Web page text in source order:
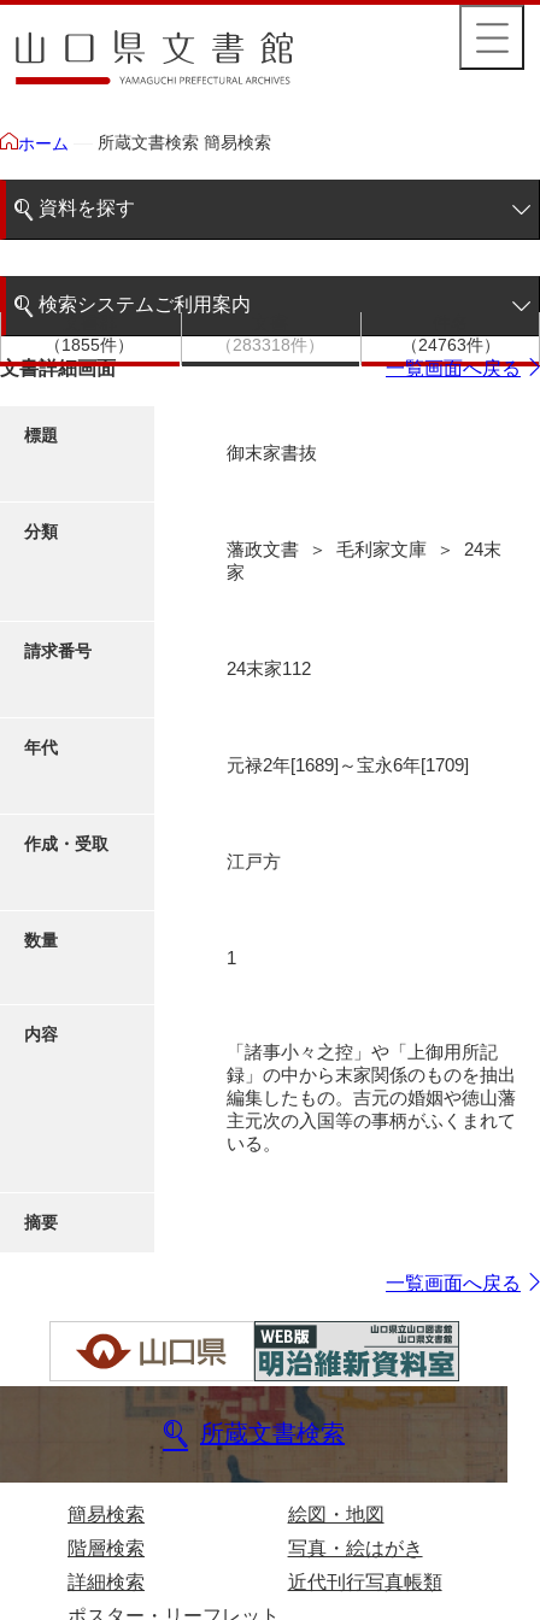
ホーム 所蔵文書検索 簡易検索
資料を探す
階層検索
写真・絵はがき
検索システムご利用案内
検索システムの利用について
（1855件）
（283318件）
（24763件）
文書詳細画面 一覧画面へ戻る
標題
御末家書抜
分類
藩政文書 ＞ 毛利家文庫 ＞ 24末
家
請求番号
24末家112
年代
元禄2年[1689]～宝永6年[1709]
作成・受取
江戸方
数量
1
内容
「諸事小々之控」や「上御用所記
録」の中から末家関係のものを抽出
編集したもの。吉元の婚姻や徳山藩
主元次の入国等の事柄がふくまれて
いる。
摘要
一覧画面へ戻る
所蔵文書検索
簡易検索
階層検索
詳細検索
絵図・地図
写真・絵はがき
近代刊行写真帳類
ポスター・リーフレット